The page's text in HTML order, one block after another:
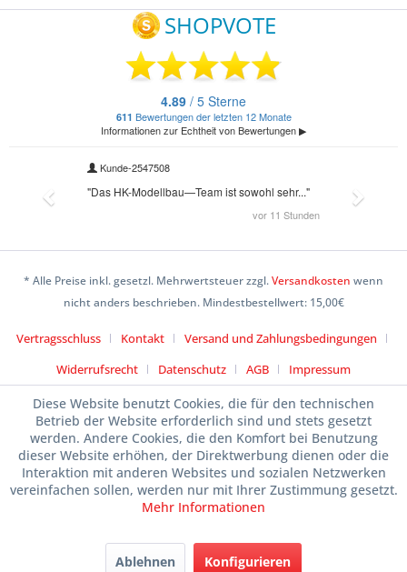
* Alle Preise inkl. gesetzl. Mehrwertsteuer zzgl.Versandkosten wenn
nicht anders beschrieben. Mindestbestellwert: 15,00€
Vertragsschluss Kontakt
Versand und Zahlungsbedingungen
Widerrufsrecht
Datenschutz AGB Impressum
Diese Website benutzt Cookies, die für den technischen
Betrieb der Website erforderlich sind und stets gesetzt
werden. Andere Cookies, die den Komfort bei Benutzung
dieser Website erhöhen, der Direktwerbung dienen oder die
Interaktion mit anderen Websites und sozialen Netzwerken
vereinfachen sollen, werden nur mit Ihrer Zustimmung gesetzt.
Mehr Informationen
Ablehnen Konfigurieren